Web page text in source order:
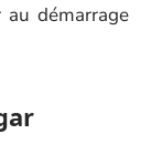
démarrage